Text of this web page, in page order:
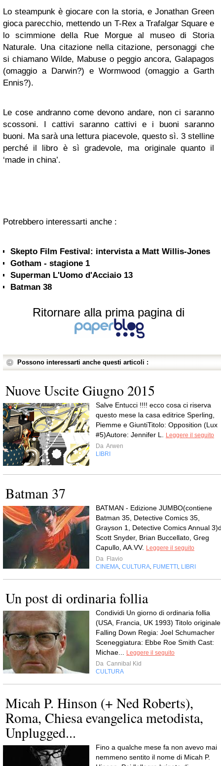
Lo steampunk è giocare con la storia, e Jonathan Green
gioca parecchio, mettendo un T-Rex a Trafalgar Square e
lo scimmione della Rue Morgue al museo di Storia
Naturale. Una citazione nella citazione, personaggi che
si chiamano Wilde, Mabuse o peggio ancora, Galapagos
(omaggio a Darwin?) e Wormwood (omaggio a Garth
Ennis?).
Le cose andranno come devono andare, non ci saranno
scossoni. I cattivi saranno cattivi e i buoni saranno
buoni. Ma sarà una lettura piacevole, questo sì. 3 stelline
perché il libro è sì gradevole, ma originale quanto il
‘made in china’.
Potrebbero interessarti anche :
Skepto Film Festival: intervista a Matt Willis-Jones
Gotham - stagione 1
Superman L'Uomo d'Acciaio 13
Batman 38
Ritornare alla prima pagina di
Possono interessarti anche questi articoli :
Nuove Uscite Giugno 2015
Salve Entucci !!!! ecco cosa ci riserva
questo mese la casa editrice Sperling,
Piemme e GiuntiTitolo: Opposition (Lux
#5)Autore: Jennifer L.
Leggere il seguito
Da Arwen
LIBRI
Batman 37
BATMAN - Edizione JUMBO(contiene
Batman 35, Detective Comics 35,
Grayson 1, Detective Comics Annual
Scott Snyder, Brian Buccellato, Greg
Capullo, AA.VV. Leggere il seguito
Da Flavio
CINEMA CULTURA FUMETTI LIBRI
Un post di ordinaria follia
Condividi Un giorno di ordinaria follia
(USA, Francia, UK 1993) Titolo
Falling Down Regia: Joel Schumacher
Sceneggiatura: Ebbe Roe Smith Cast:
Michae...
Leggere il seguito
Da Cannibal Kid
CULTURA
Micah P. Hinson (+ Ned Roberts),
Roma, Chiesa evangelica metodista,
Unplugged...
Fino a qualche mese fa non avevo mai
nemmeno sentito il nome di Micah P.